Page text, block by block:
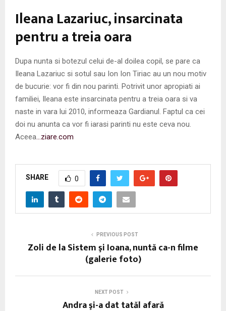
Ileana Lazariuc, insarcinata
pentru a treia oara
Dupa nunta si botezul celui de-al doilea copil, se pare ca
Ileana Lazariuc si sotul sau Ion Ion Tiriac au un nou motiv
de bucurie: vor fi din nou parinti. Potrivit unor apropiati ai
familiei, Ileana este insarcinata pentru a treia oara si va
naste in vara lui 2010, informeaza Gardianul. Faptul ca cei
doi nu anunta ca vor fi iarasi parinti nu este ceva nou.
Aceea …ziare.com
SHARE 0
PREVIOUS POST
Zoli de la Sistem şi Ioana, nuntă ca-n filme
(galerie foto)
NEXT POST
Andra şi-a dat tatăl afară